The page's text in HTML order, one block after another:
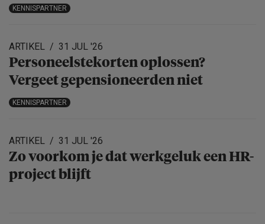
KENNISPARTNER
ARTIKEL 31 JUL '26
Personeels­te­korten oplossen?
Vergeet gepensio­neerden niet
KENNISPARTNER
ARTIKEL 31 JUL '26
Zo voorkom je dat werkgeluk een HR-
project blijft